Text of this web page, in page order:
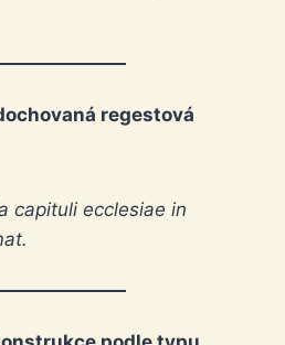
regestová
capituli ecclesiae in